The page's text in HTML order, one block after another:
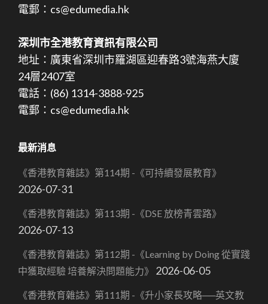
電郵：cs@edumedia.hk
深圳市全港教育資訊有限公司
地址：廣東省深圳市羅湖區迎春路3號海燕大廈
24層2407室
電話：(86) 1314-3888-925
電郵：cs@edumedia.hk
最新消息
《香港教育雜誌》第114期 -《可持續發展教育》
2026-07-31
《香港教育雜誌》第113期 -《DSE 放榜青雲路》
2026-07-13
《香港教育雜誌》第112期 -《Learning by Doing 從實踐
中獲取經驗 培養解決問題能力》
2026-06-05
《香港教育雜誌》第111期 -《升小家長攻略──英文教